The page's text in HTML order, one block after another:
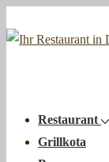
Zum
Navigation
Restaurant
Grillkota